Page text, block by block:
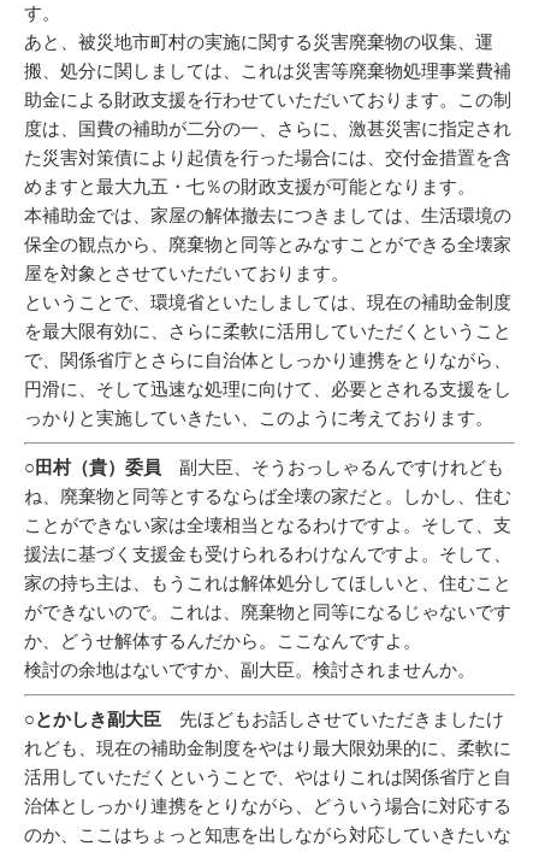
す。
あと、被災地市町村の実施に関する災害廃棄物の収集、運
搬、処分に関しましては、これは災害等廃棄物処理事業費補
助金による財政支援を行わせていただいております。この制
度は、国費の補助が二分の一、さらに、激甚災害に指定され
た災害対策債により起債を行った場合には、交付金措置を含
めますと最大九五・七％の財政支援が可能となります。
本補助金では、家屋の解体撤去につきましては、生活環境の
保全の観点から、廃棄物と同等とみなすことができる全壊家
屋を対象とさせていただいております。
ということで、環境省といたしましては、現在の補助金制度
を最大限有効に、さらに柔軟に活用していただくということ
で、関係省庁とさらに自治体としっかり連携をとりながら、
円滑に、そして迅速な処理に向けて、必要とされる支援をし
っかりと実施していきたい、このように考えております。
○田村（貴）委員 副大臣、そうおっしゃるんですけれども
ね、廃棄物と同等とするならば全壊の家だと。しかし、住む
ことができない家は全壊相当となるわけですよ。そして、支
援法に基づく支援金も受けられるわけなんですよ。そして、
家の持ち主は、もうこれは解体処分してほしいと、住むこと
ができないので。これは、廃棄物と同等になるじゃないです
か、どうせ解体するんだから。ここなんですよ。
検討の余地はないですか、副大臣。検討されませんか。
○とかしき副大臣 先ほどもお話しさせていただきましたけ
れども、現在の補助金制度をやはり最大限効果的に、柔軟に
活用していただくということで、やはりこれは関係省庁と自
治体としっかり連携をとりながら、どういう場合に対応する
のか、ここはちょっと知恵を出しながら対応していきたいな